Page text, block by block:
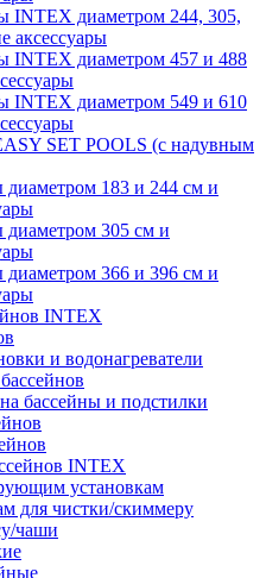
INTEX диаметром 244, 305,
аксессуары
INTEX диаметром 457 и 488
INTEX диаметром 549 и 610
SET POOLS (с надувным
183 и 244 см и
305 см и
366 и 396 см и
INTEX
и водонагреватели
бассейны и подстилки
INTEX
установкам
для чистки/скиммеру
чаши